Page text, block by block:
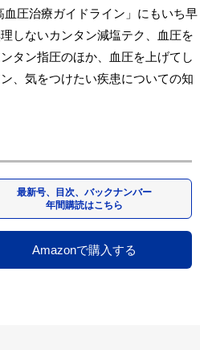
血圧治療ガイドライン」にもいち早
しないカンタン減塩テク、血圧を
タン指圧のほか、血圧を上げてし
、気をつけたい疾患についての知
最新号、目次、バックナンバー
年間購読はこちら
Amazonで購入する